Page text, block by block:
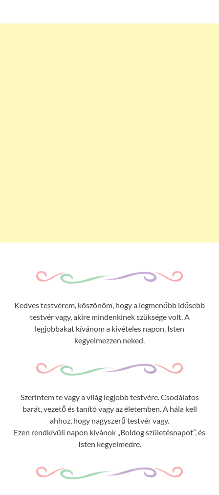
Kedves testvérem, köszönöm, hogy a legmenőbb idősebb
testvér vagy, akire mindenkinek szüksége volt. A
legjobbakat kívánom a kivételes napon. Isten
kegyelmezzen neked.
Szerintem te vagy a világ legjobb testvére. Csodálatos
barát, vezető és tanító vagy az életemben. A hála kell
ahhoz, hogy nagyszerű testvér vagy.
Ezen rendkívüli napon kívánok „Boldog születésnapot”, és
Isten kegyelmedre.